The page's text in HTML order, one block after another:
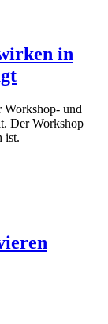
in
Workshop- und
Der Workshop
ist.